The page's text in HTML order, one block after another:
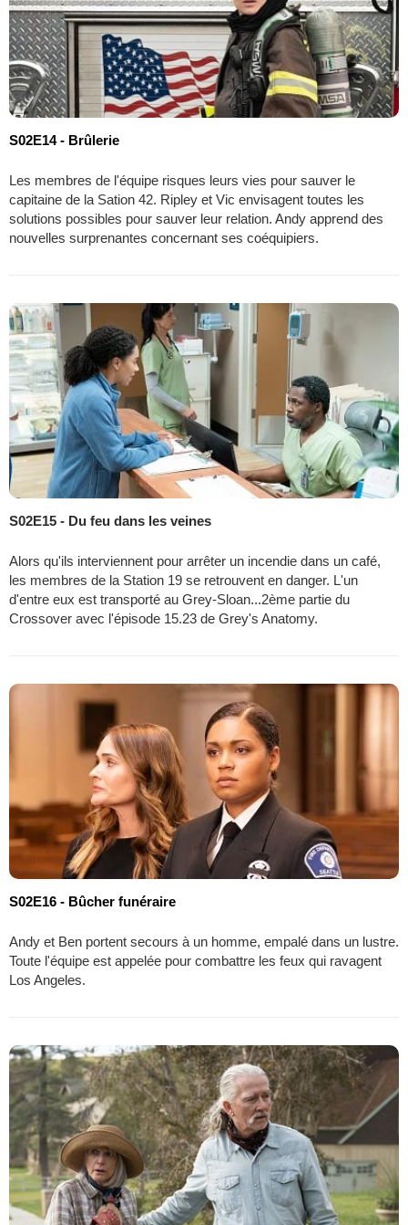
S02E14 - Brûlerie
Les membres de l'équipe risques leurs vies pour sauver le
capitaine de la Sation 42. Ripley et Vic envisagent toutes les
solutions possibles pour sauver leur relation. Andy apprend des
nouvelles surprenantes concernant ses coéquipiers.
S02E15 - Du feu dans les veines
Alors qu'ils interviennent pour arrêter un incendie dans un café,
les membres de la Station 19 se retrouvent en danger. L'un
d'entre eux est transporté au Grey-Sloan...2ème partie du
Crossover avec l'épisode 15.23 de Grey's Anatomy.
S02E16 - Bûcher funéraire
Andy et Ben portent secours à un homme, empalé dans un lustre.
Toute l'équipe est appelée pour combattre les feux qui ravagent
Los Angeles.